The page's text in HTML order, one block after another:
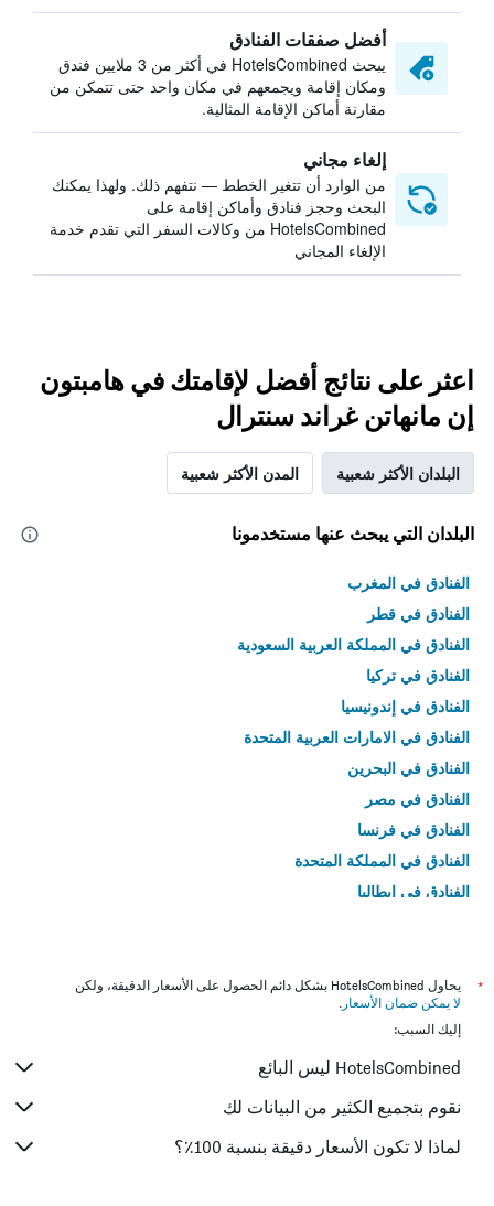
أفضل صفقات الفنادق
يبحث HotelsCombined في أكثر من 3 ملايين فندق
ومكان إقامة ويجمعهم في مكان واحد حتى تتمكن من
مقارنة أماكن الإقامة المثالية.
إلغاء مجاني
من الوارد أن تتغير الخطط — نتفهم ذلك. ولهذا يمكنك
البحث وحجز فنادق وأماكن إقامة على
HotelsCombined من وكالات السفر التي تقدم خدمة
الإلغاء المجاني
اعثر على نتائج أفضل لإقامتك في هامبتون
إن مانهاتن غراند سنترال
البلدان الأكثر شعبية المدن الأكثر شعبية
البلدان التي يبحث عنها مستخدمونا
الفنادق في المغرب
الفنادق في قطر
الفنادق في المملكة العربية السعودية
الفنادق في تركيا
الفنادق في إندونيسيا
الفنادق في الامارات العربية المتحدة
الفنادق في البحرين
الفنادق في مصر
الفنادق في فرنسا
الفنادق في المملكة المتحدة
الفنادق في إيطاليا
*
يحاول HotelsCombined بشكل دائم الحصول على الأسعار الدقيقة، ولكن
لا يمكن ضمان الأسعار .
إليك السبب:
HotelsCombined ليس البائع
نقوم بتجميع الكثير من البيانات لك
لماذا لا تكون الأسعار دقيقة بنسبة 100٪؟